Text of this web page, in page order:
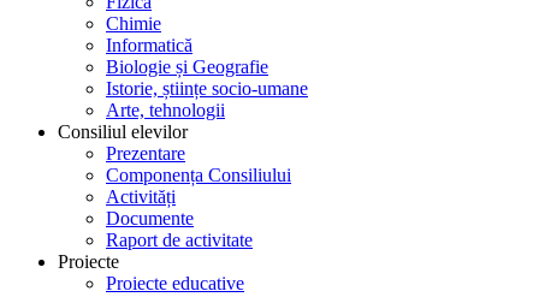
Chimie
Informatică
Biologie și Geografie
Istorie, științe socio-umane
Arte, tehnologii
Consiliul elevilor
Prezentare
Componența Consiliului
Activități
Documente
Raport de activitate
Proiecte
Proiecte educative